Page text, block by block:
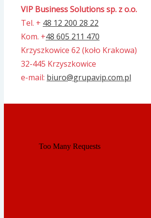
VIP Business Solutions sp. z o.o.
Tel. + 48 12 200 28 22
Kom. +48 605 211 470
Krzyszkowice 62 (koło Krakowa)
32-445 Krzyszkowice
e-mail: biuro@grupavip.com.pl